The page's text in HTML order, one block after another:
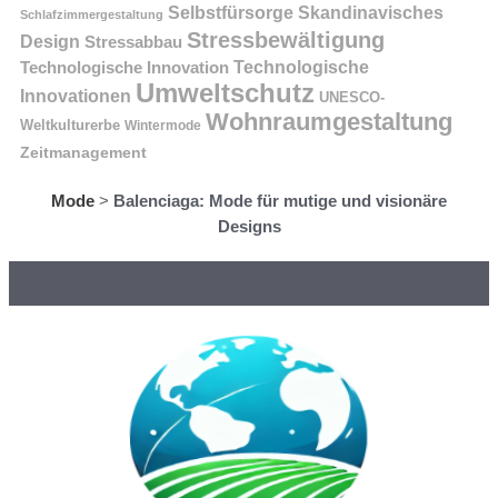
Schlafzimmergestaltung Selbstfürsorge Skandinavisches
Design Stressabbau Stressbewältigung
Technologische Innovation Technologische
Innovationen Umweltschutz UNESCO-
Weltkulturerbe Wintermode Wohnraumgestaltung
Zeitmanagement
Mode > Balenciaga: Mode für mutige und visionäre
Designs